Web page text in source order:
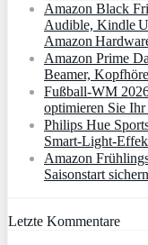
Amazon Black
Audible, Kindle
Amazon
Amazon Prime
Beamer,
Fußball-WM
optimieren Sie
Philips Hue
Amazon
Saisonstart sichern
Letzte Kommentare